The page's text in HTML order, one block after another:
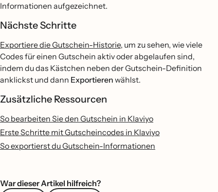
Informationen aufgezeichnet.
Nächste Schritte
Exportiere die Gutschein-Historie, um zu sehen, wie viele
Codes für einen Gutschein aktiv oder abgelaufen sind,
indem du das Kästchen neben der Gutschein-Definition
anklickst und dann Exportieren wählst.
Zusätzliche Ressourcen
So bearbeiten Sie den Gutschein in Klaviyo
Erste Schritte mit Gutscheincodes in Klaviyo
So exportierst du Gutschein-Informationen
War dieser Artikel hilfreich?